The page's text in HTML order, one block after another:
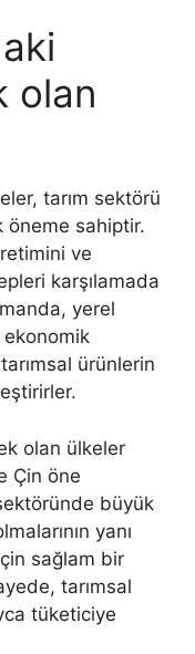
olan
tarım sektörü
sahiptir.
ve
karşılamada
yerel
ekonomik
ürünlerin
olan ülkeler
Çin öne
büyük
yanı
sağlam bir
tarımsal
tüketiciye